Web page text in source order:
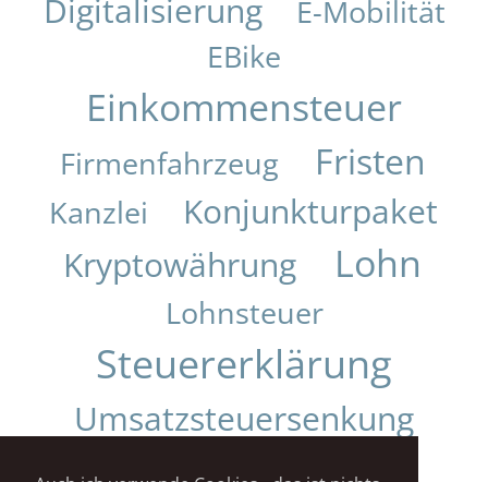
Digitalisierung
E-Mobilität
EBike
Einkommensteuer
Firmenfahrzeug Fristen
Kanzlei
Konjunkturpaket
Kryptowährung
Lohn
Lohnsteuer
Steuererklärung
Umsatzsteuersenkung
Urteil